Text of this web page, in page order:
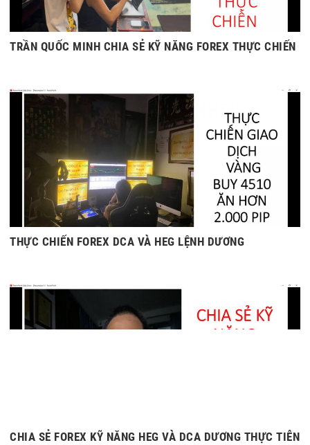
TRẦN QUỐC MINH CHIA SẺ KỸ NĂNG FOREX THỰC CHIẾN
THỰC CHIẾN FOREX DCA VÀ HEG LỆNH DƯƠNG
CHIA SẺ FOREX KỸ NĂNG HEG VÀ DCA DƯƠNG THỰC TIỄN